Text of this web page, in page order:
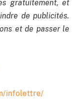
gratuitement, et
de publicités.
et de passer le
infolettre/